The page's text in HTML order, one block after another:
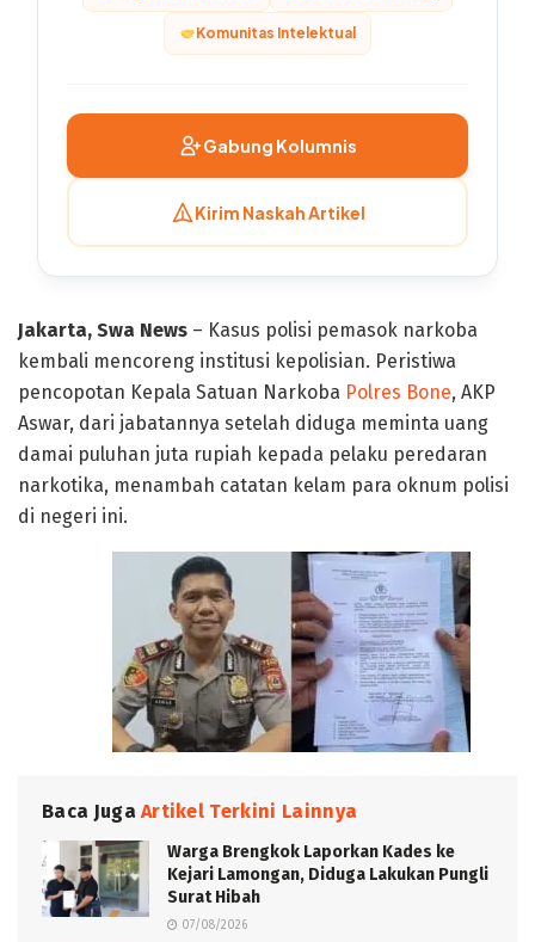
Komunitas Intelektual
Gabung Kolumnis
Kirim Naskah Artikel
Jakarta, Swa News – Kasus polisi pemasok narkoba
kembali mencoreng institusi kepolisian. Peristiwa
pencopotan Kepala Satuan Narkoba Polres Bone, AKP
Aswar, dari jabatannya setelah diduga meminta uang
damai puluhan juta rupiah kepada pelaku peredaran
narkotika, menambah catatan kelam para oknum polisi
di negeri ini.
Baca Juga Artikel Terkini Lainnya
Warga Brengkok Laporkan Kades ke
Kejari Lamongan, Diduga Lakukan Pungli
Surat Hibah
07/08/2026